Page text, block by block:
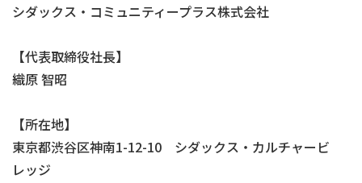
シダックス・コミュニティープラス株式会社
【代表取締役社長】
織原 智昭
【所在地】
東京都渋谷区神南1-12-10 シダックス・カルチャービ
レッジ